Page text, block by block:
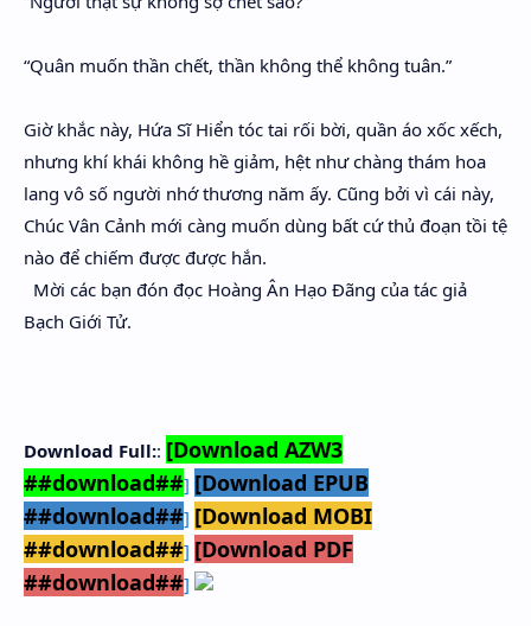
“Quân muốn thần chết, thần không thể không tuân.”
Giờ khắc này, Hứa Sĩ Hiển tóc tai rối bời, quần áo xốc xếch,
nhưng khí khái không hề giảm, hệt như chàng thám hoa
lang vô số người nhớ thương năm ấy. Cũng bởi vì cái này,
Chúc Vân Cảnh mới càng muốn dùng bất cứ thủ đoạn tồi tệ
nào để chiếm được được hắn.
Mời các bạn đón đọc Hoàng Ân Hạo Đãng của tác giả
Bạch Giới Tử.
Download Full:: [Download AZW3
##download##] [Download EPUB
##download##] [Download MOBI
##download##] [Download PDF
##download##]